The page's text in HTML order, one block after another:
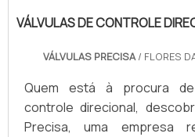
VÁLVULAS DE CONTROLE
VÁLVULAS PRECISA/ FLORES
Quem está à procura
controle direcional,
Precisa, uma empresa